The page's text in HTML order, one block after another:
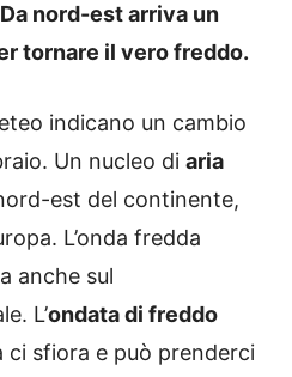
nord-est arriva un
tornare il vero freddo.
indicano un cambio
Un nucleo di aria
est del continente,
L’onda fredda
anche sul
L’ondata di freddo
ci sfiora e può prenderci